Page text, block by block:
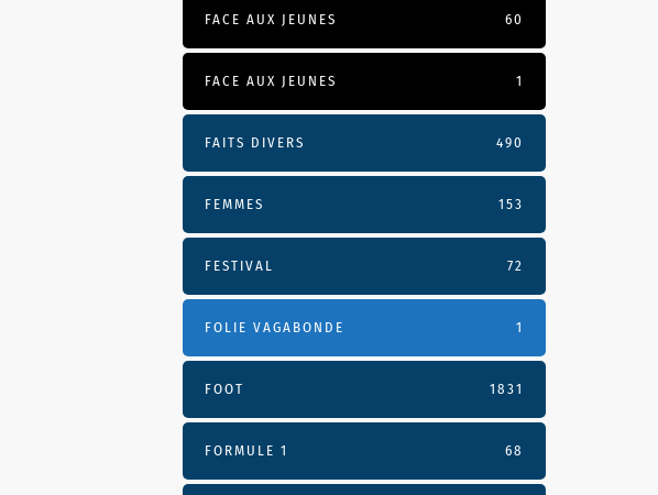
FACE AUX JEUNES 60
FACE AUX JEUNES 1
FAITS DIVERS 490
FEMMES 153
FESTIVAL 72
FOLIE VAGABONDE 1
FOOT 1831
FORMULE 1 68